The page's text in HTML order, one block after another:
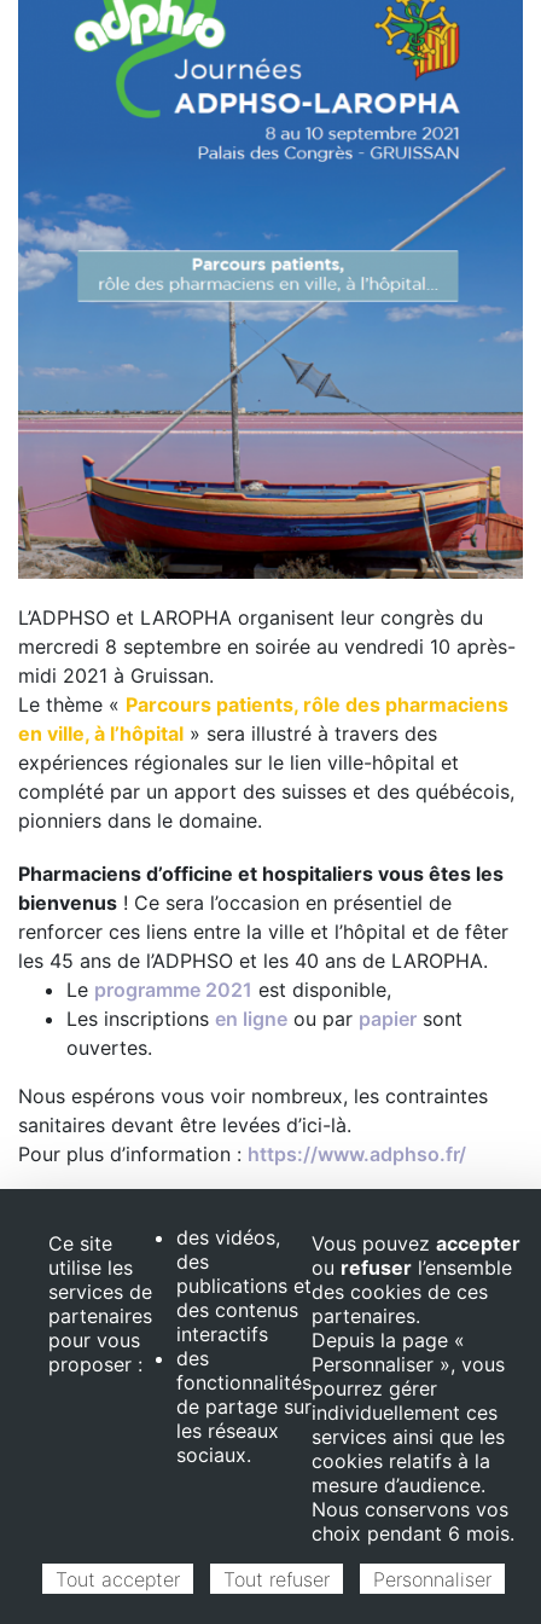
L’ADPHSO et LAROPHA organisent leur congrès du
mercredi 8 septembre en soirée au vendredi 10 après-
midi 2021 à Gruissan.
Le thème « Parcours patients, rôle des pharmaciens
en ville, à l’hôpital » sera illustré à travers des
expériences régionales sur le lien ville-hôpital et
complété par un apport des suisses et des québécois,
pionniers dans le domaine.
Pharmaciens d’officine et hospitaliers vous êtes les
bienvenus ! Ce sera l’occasion en présentiel de
renforcer ces liens entre la ville et l’hôpital et de fêter
les 45 ans de l’ADPHSO et les 40 ans de LAROPHA.
Le programme 2021 est disponible,
Les inscriptions en ligne ou par papier sont
ouvertes.
Nous espérons vous voir nombreux, les contraintes
sanitaires devant être levées d’ici-là.
Pour plus d’information : https://www.adphso.fr/
Ce projet est ﬁnancé par le Fond Européen de Développement
Régional (FEDER)
© 2026 Optimage,
REIPO. Tous droits
réservés
Mentions
Ce site
utilise les
services de
partenaires
pour vous
proposer :
des vidéos,
des
publications et
des contenus
interactifs
des
fonctionnalités
de partage sur
les réseaux
sociaux.
Vous pouvez accepter
ou refuser l’ensemble
des cookies de ces
partenaires.
Depuis la page «
Personnaliser », vous
pourrez gérer
individuellement ces
services ainsi que les
cookies relatifs à la
mesure d’audience.
Nous conservons vos
choix pendant 6 mois.
Tout accepter
Tout refuser Personnaliser